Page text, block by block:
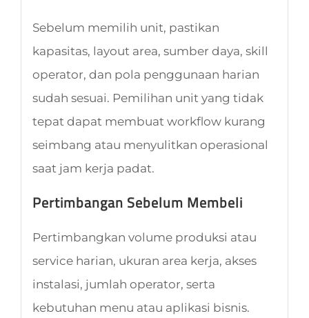
Sebelum memilih unit, pastikan
kapasitas, layout area, sumber daya, skill
operator, dan pola penggunaan harian
sudah sesuai. Pemilihan unit yang tidak
tepat dapat membuat workflow kurang
seimbang atau menyulitkan operasional
saat jam kerja padat.
Pertimbangan Sebelum Membeli
Pertimbangkan volume produksi atau
service harian, ukuran area kerja, akses
instalasi, jumlah operator, serta
kebutuhan menu atau aplikasi bisnis.